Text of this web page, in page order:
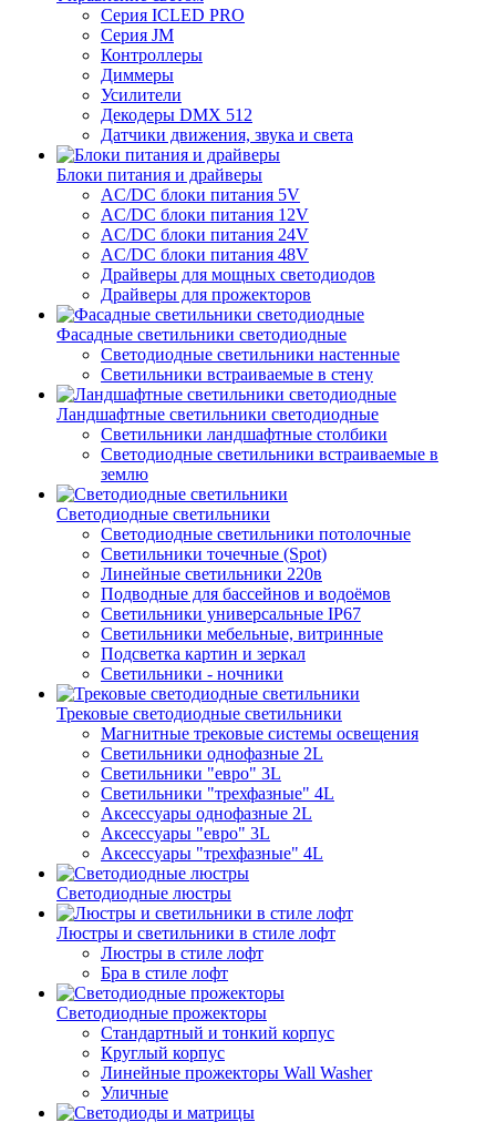
Серия ICLED PRO
Серия JM
Контроллеры
Диммеры
Усилители
Декодеры DMX 512
Датчики движения, звука и света
Блоки питания и драйверы
AC/DC блоки питания 5V
AC/DC блоки питания 12V
AC/DC блоки питания 24V
AC/DC блоки питания 48V
Драйверы для мощных светодиодов
Драйверы для прожекторов
Фасадные светильники светодиодные
Светодиодные светильники настенные
Светильники встраиваемые в стену
Ландшафтные светильники светодиодные
Светильники ландшафтные столбики
Светодиодные светильники встраиваемые в
землю
Светодиодные светильники
Светодиодные светильники потолочные
Светильники точечные (Spot)
Линейные светильники 220в
Подводные для бассейнов и водоёмов
Светильники универсальные IP67
Светильники мебельные, витринные
Подсветка картин и зеркал
Светильники - ночники
Трековые светодиодные светильники
Магнитные трековые системы освещения
Светильники однофазные 2L
Светильники "евро" 3L
Светильники "трехфазные" 4L
Аксессуары однофазные 2L
Аксессуары "евро" 3L
Аксессуары "трехфазные" 4L
Светодиодные люстры
Люстры и светильники в стиле лофт
Люстры в стиле лофт
Бра в стиле лофт
Светодиодные прожекторы
Стандартный и тонкий корпус
Круглый корпус
Линейные прожекторы Wall Washer
Уличные